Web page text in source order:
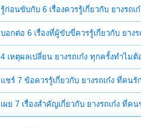
รู้ก่อนขับกับ 6 เรื่องควรรู้เกี่ยวกับ ยางรถเ
บอกต่อ 6 เรื่องที่ผู้ขับขี่ควรรู้เกี่ยวกับ ยางร
4 เหตุผลเปลี่ยน ยางรถเก๋ง ทุกครั้งทำไมต้
แชร์ 7 ข้อควรรู้เกี่ยวกับ ยางรถเก๋ง ที่คน
เผย 7 เรื่องสำคัญเกี่ยวกับ ยางรถเก๋ง ที่ค